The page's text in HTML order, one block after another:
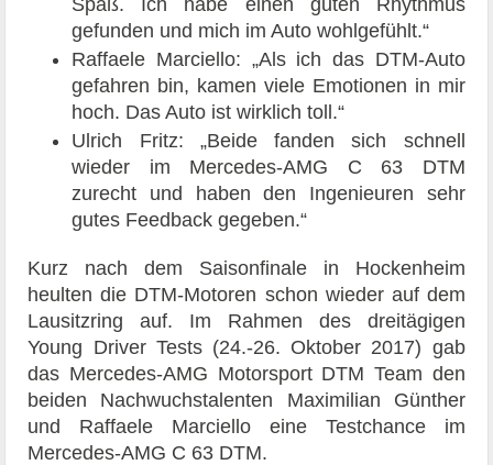
gefunden und mich im Auto wohlgefühlt.“
Raffaele Marciello: „Als ich das DTM-Auto
gefahren bin, kamen viele Emotionen in mir
hoch. Das Auto ist wirklich toll.“
Ulrich Fritz: „Beide fanden sich schnell
wieder im Mercedes-AMG C 63 DTM
zurecht und haben den Ingenieuren sehr
gutes Feedback gegeben.“
Kurz nach dem Saisonfinale in Hockenheim
heulten die DTM-Motoren schon wieder auf dem
Lausitzring auf. Im Rahmen des dreitägigen
Young Driver Tests (24.-26. Oktober 2017) gab
das Mercedes-AMG Motorsport DTM Team den
beiden Nachwuchstalenten Maximilian Günther
und Raffaele Marciello eine Testchance im
Mercedes-AMG C 63 DTM.